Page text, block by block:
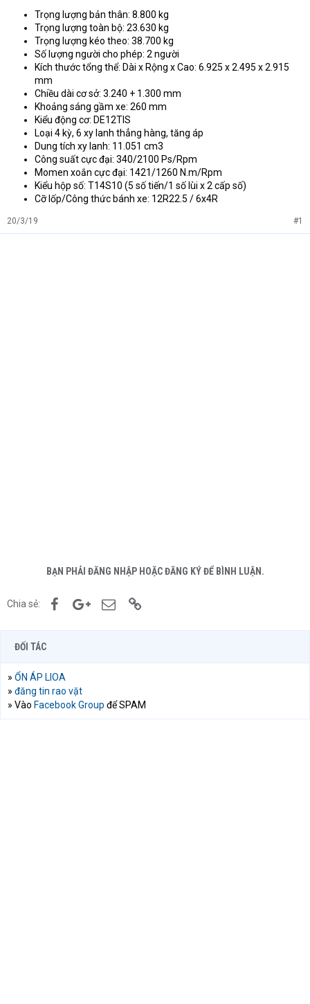
Trọng lượng bản thân: 8.800 kg
Trọng lượng toàn bộ: 23.630 kg
Trọng lượng kéo theo: 38.700 kg
Số lượng người cho phép: 2 người
Kích thước tổng thể: Dài x Rộng x Cao: 6.925 x 2.495 x 2.915
mm
Chiều dài cơ sở: 3.240 + 1.300 mm
Khoảng sáng gầm xe: 260 mm
Kiểu động cơ: DE12TIS
Loại 4 kỳ, 6 xy lanh thẳng hàng, tăng áp
Dung tích xy lanh: 11.051 cm3
Công suất cực đại: 340/2100 Ps/Rpm
Momen xoắn cực đại: 1421/1260 N.m/Rpm
Kiểu hộp số: T14S10 (5 số tiến/1 số lùi x 2 cấp số)
Cỡ lốp/Công thức bánh xe: 12R22.5 / 6x4R
20/3/19 #1
BẠN PHẢI ĐĂNG NHẬP HOẶC ĐĂNG KÝ ĐỂ BÌNH LUẬN.
Chia sẻ: FacebookGoogle+Email
ĐỐI TÁC
» ỔN ÁP LIOA
» đăng tin rao vặt
» Vào Facebook Group để SPAM